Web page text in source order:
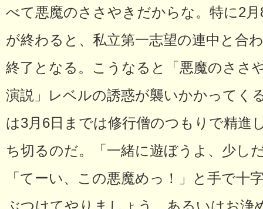
べて悪魔のささやきだからな。特に2
が終わると、私立第一志望の連中と合
終了となる。こうなると「悪魔のささ
演説」レベルの誘惑が襲いかかってく
は3月6日までは修行僧のつもりで精進
ち切るのだ。「一緒に遊ぼうよ、少し
「てーい、この悪魔めっ！」と手で十